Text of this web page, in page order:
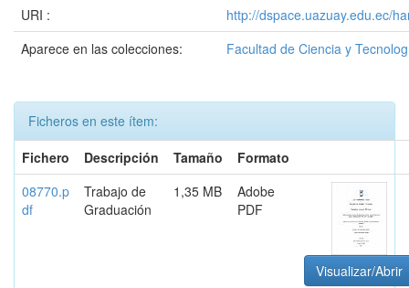
URI :
http://dspace.uazuay.edu.ec/
Aparece en las colecciones:
Facultad de Ciencia y
Ficheros en este ítem:
Fichero
Descripción Tamaño
Formato
08770.p
df
Trabajo de
Graduación
1,35 MB
Adobe
PDF
Visualizar/Abrir